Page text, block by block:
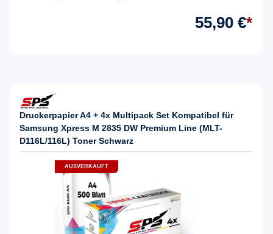
55,90 €*
Druckerpapier A4 + 4x Multipack Set Kompatibel für
Samsung Xpress M 2835 DW Premium Line (MLT-
D116L/116L) Toner Schwarz
AUSVERKAUFT